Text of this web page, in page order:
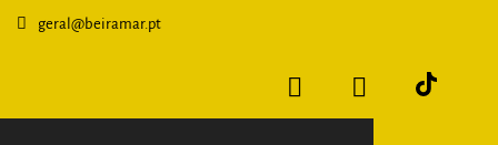
geral@beiramar.pt